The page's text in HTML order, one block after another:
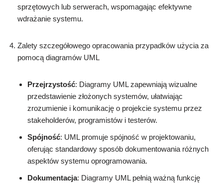
sprzętowych lub serwerach, wspomagając efektywne
wdrażanie systemu.
Zalety szczegółowego opracowania przypadków użycia za
pomocą diagramów UML
Przejrzystość: Diagramy UML zapewniają wizualne
przedstawienie złożonych systemów, ułatwiając
zrozumienie i komunikację o projekcie systemu przez
stakeholderów, programistów i testerów.
Spójność: UML promuje spójność w projektowaniu,
oferując standardowy sposób dokumentowania różnych
aspektów systemu oprogramowania.
Dokumentacja: Diagramy UML pełnią ważną funkcję